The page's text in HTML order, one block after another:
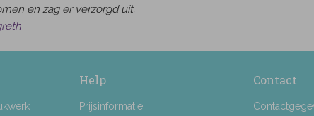
en zag er verzorgd uit.
Help
Prijsinformatie
Contact